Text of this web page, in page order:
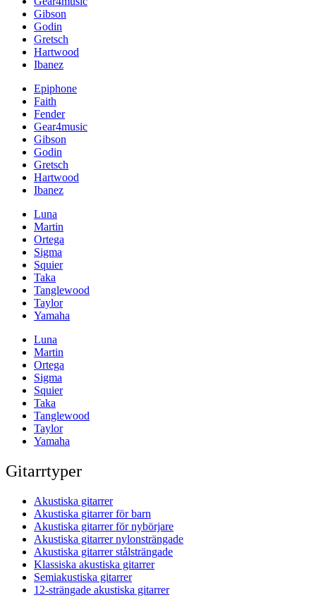
Gibson
Godin
Gretsch
Hartwood
Ibanez
Epiphone
Faith
Fender
Gear4music
Gibson
Godin
Gretsch
Hartwood
Ibanez
Luna
Martin
Ortega
Sigma
Squier
Taka
Tanglewood
Taylor
Yamaha
Luna
Martin
Ortega
Sigma
Squier
Taka
Tanglewood
Taylor
Yamaha
Gitarrtyper
Akustiska gitarrer
Akustiska gitarrer för barn
Akustiska gitarrer för nybörjare
Akustiska gitarrer nylonsträngade
Akustiska gitarrer stålsträngade
Klassiska akustiska gitarrer
Semiakustiska gitarrer
12-strängade akustiska gitarrer